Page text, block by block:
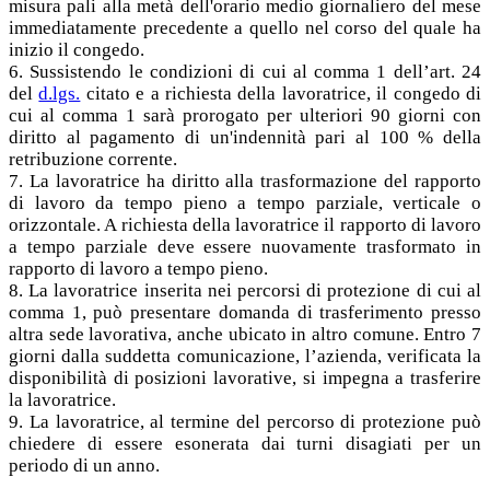
misura pali alla metà dell'orario medio giornaliero del mese
immediatamente precedente a quello nel corso del quale ha
inizio il congedo.
6. Sussistendo le condizioni di cui al comma 1 dell’art. 24
deld.lgs. citato e a richiesta della lavoratrice, il congedo di
cui al comma 1 sarà prorogato per ulteriori 90 giorni con
diritto al pagamento di un'indennità pari al 100 % della
retribuzione corrente.
7. La lavoratrice ha diritto alla trasformazione del rapporto
di lavoro da tempo pieno a tempo parziale, verticale o
orizzontale. A richiesta della lavoratrice il rapporto di lavoro
a tempo parziale deve essere nuovamente trasformato in
rapporto di lavoro a tempo pieno.
8. La lavoratrice inserita nei percorsi di protezione di cui al
comma 1, può presentare domanda di trasferimento presso
altra sede lavorativa, anche ubicato in altro comune. Entro 7
giorni dalla suddetta comunicazione, l’azienda, verificata la
disponibilità di posizioni lavorative, si impegna a trasferire
la lavoratrice.
9. La lavoratrice, al termine del percorso di protezione può
chiedere di essere esonerata dai turni disagiati per un
periodo di un anno.